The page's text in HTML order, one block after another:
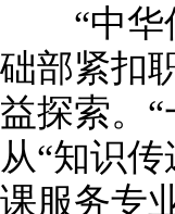
“中华传
础部紧扣
益探索。
从“知识
课服务专